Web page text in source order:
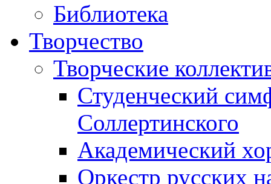
Библиотека
Творчество
Творческие
Студенческий
Соллертинского
Академический
Оркестр русских